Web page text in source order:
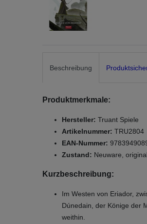
Beschreibung
Produktmerkmale:
Hersteller: Truant Spiele
Artikelnummer: TRU2804
EAN-Nummer:
Zustand: Neuware,
Kurzbeschreibung:
Im Westen von Eriador,
Dúnedain, der Könige der
weithin.